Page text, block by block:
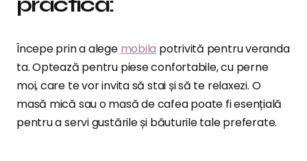
Începe prin a alege mobila potrivită pentru veranda
ta. Optează pentru piese confortabile, cu perne
moi, care te vor invita să stai și să te relaxezi. O
masă mică sau o masă de cafea poate fi esențială
pentru a servi gustările și băuturile tale preferate.